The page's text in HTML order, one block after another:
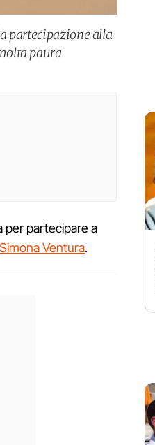
partecipazione alla
paura
per partecipare a
Simona Ventura.